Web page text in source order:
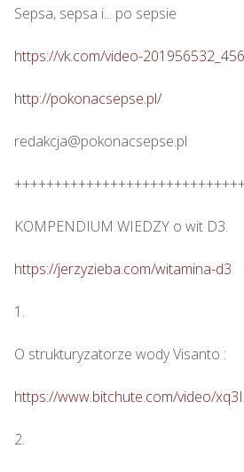
Sepsa, sepsa i... po sepsie
https://vk.com/video-
http://pokonacsepse.pl/
redakcja@pokonacsepse.pl
KOMPENDIUM WIEDZY o wit D3.
https://jerzyzieba.com/witamina-d3
1.
O strukturyzatorze wody Visanto :
https://www.bitchute.com/video/
2.